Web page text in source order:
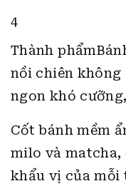
4
Thành
nồi chiên không
ngon khó
Cốt bánh mềm
milo và matcha,
khẩu vị của mỗi